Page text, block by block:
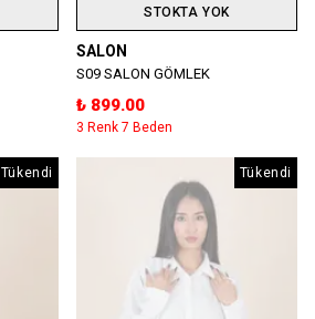
STOKTA YOK
SALON
S09 SALON GÖMLEK
₺ 899.00
3 Renk 7 Beden
Tükendi Tükendi